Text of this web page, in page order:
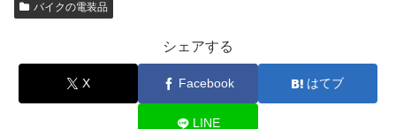
バイクの電装品
シェアする
X Facebook はてブ
LINE